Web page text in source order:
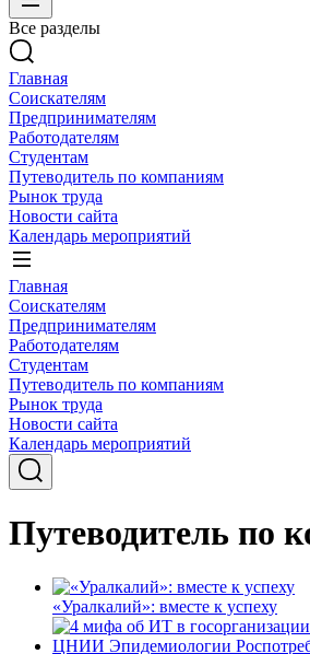
Все разделы
Главная
Соискателям
Предпринимателям
Работодателям
Студентам
Путеводитель по компаниям
Рынок труда
Новости сайта
Календарь мероприятий
Главная
Соискателям
Предпринимателям
Работодателям
Студентам
Путеводитель по компаниям
Рынок труда
Новости сайта
Календарь мероприятий
Путеводитель по
«Уралкалий»: вместе к успеху